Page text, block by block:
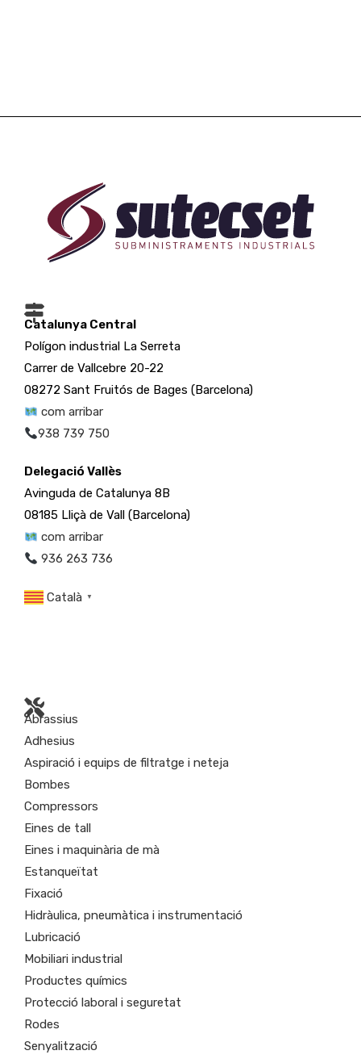
Catalunya Central
Polígon industrial La Serreta
Carrer de Vallcebre 20-22
08272 Sant Fruitós de Bages (Barcelona)
com arribar
938 739 750
Delegació Vallès
Avinguda de Catalunya 8B
08185 Lliçà de Vall (Barcelona)
com arribar
936 263 736
Català ▼
Abrassius
Adhesius
Aspiració i equips de filtratge i neteja
Bombes
Compressors
Eines de tall
Eines i maquinària de mà
Estanqueïtat
Fixació
Hidràulica, pneumàtica i instrumentació
Lubricació
Mobiliari industrial
Productes químics
Protecció laboral i seguretat
Rodes
Senyalització